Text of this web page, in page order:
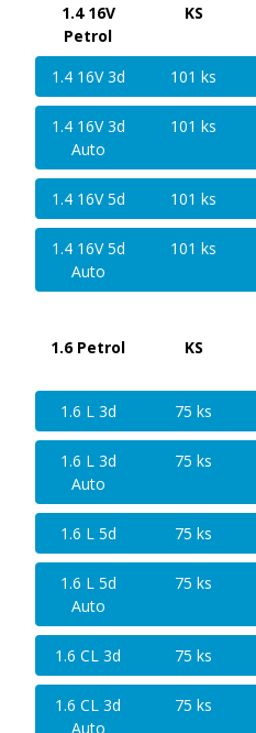
1.4 16V
Petrol
KS
1.4 16V 3d
101 ks
1.4 16V 3d
Auto
101 ks
1.4 16V 5d 101 ks
1.4 16V 5d
Auto
101 ks
1.6 Petrol KS
1.6 L 3d
75 ks
1.6 L 3d
Auto
75 ks
1.6 L 5d 75 ks
1.6 L 5d
Auto
75 ks
1.6 CL 3d 75 ks
1.6 CL 3d
Auto
75 ks